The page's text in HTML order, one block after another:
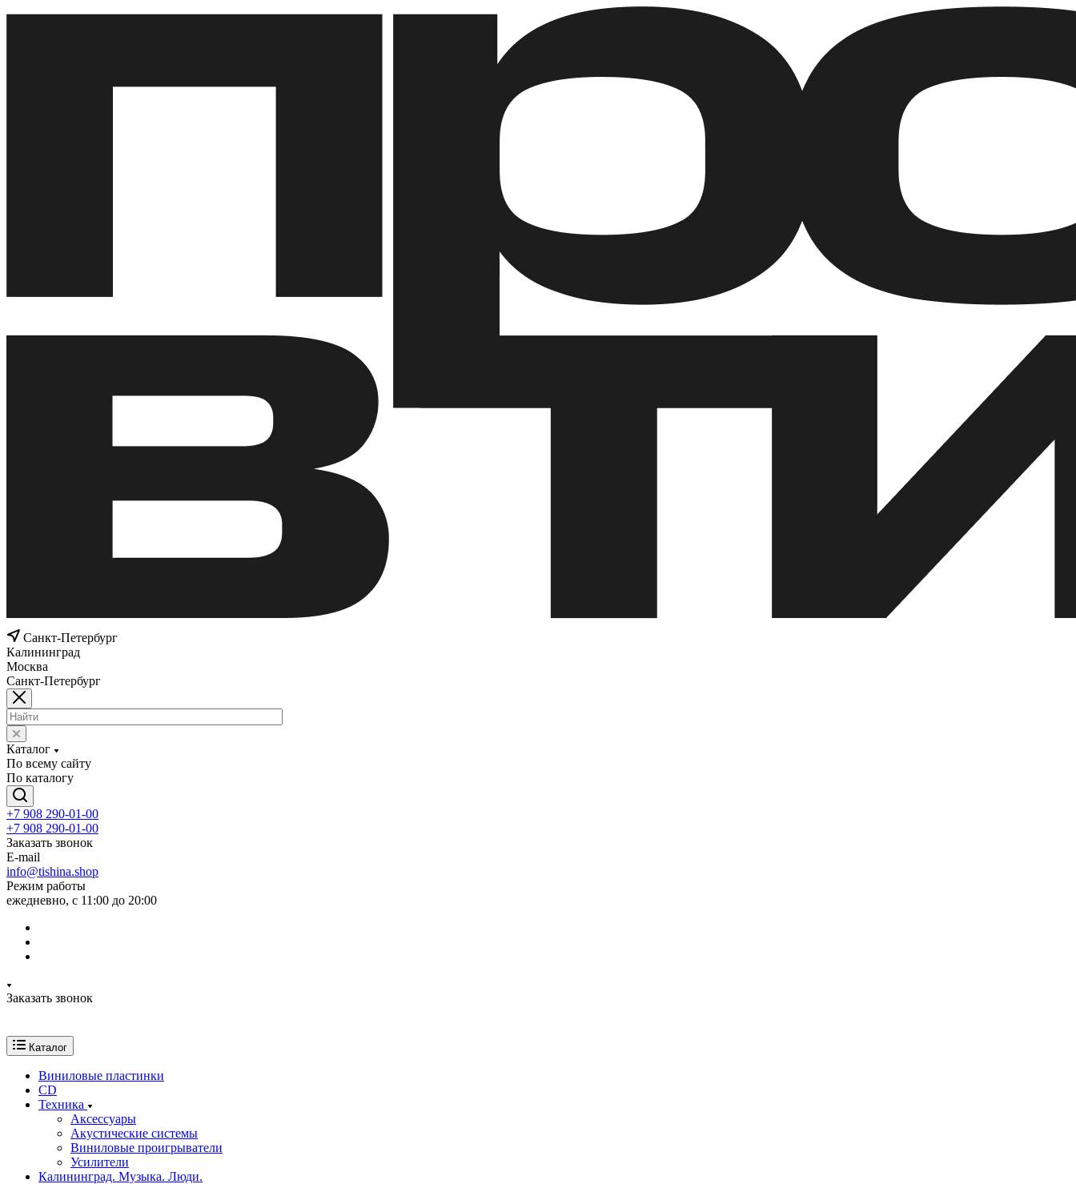
Санкт-Петербург
Калининград
Москва
Санкт-Петербург
Каталог
По всему сайту
По каталогу
+7 908 290-01-00
+7 908 290-01-00
Заказать звонок
E-mail
info@tishina.shop
Режим работы
ежедневно, с 11:00 до 20:00
Заказать звонок
Каталог
Виниловые пластинки
CD
Техника
Аксессуары
Акустические системы
Виниловые проигрыватели
Усилители
Калининград. Музыка. Люди.